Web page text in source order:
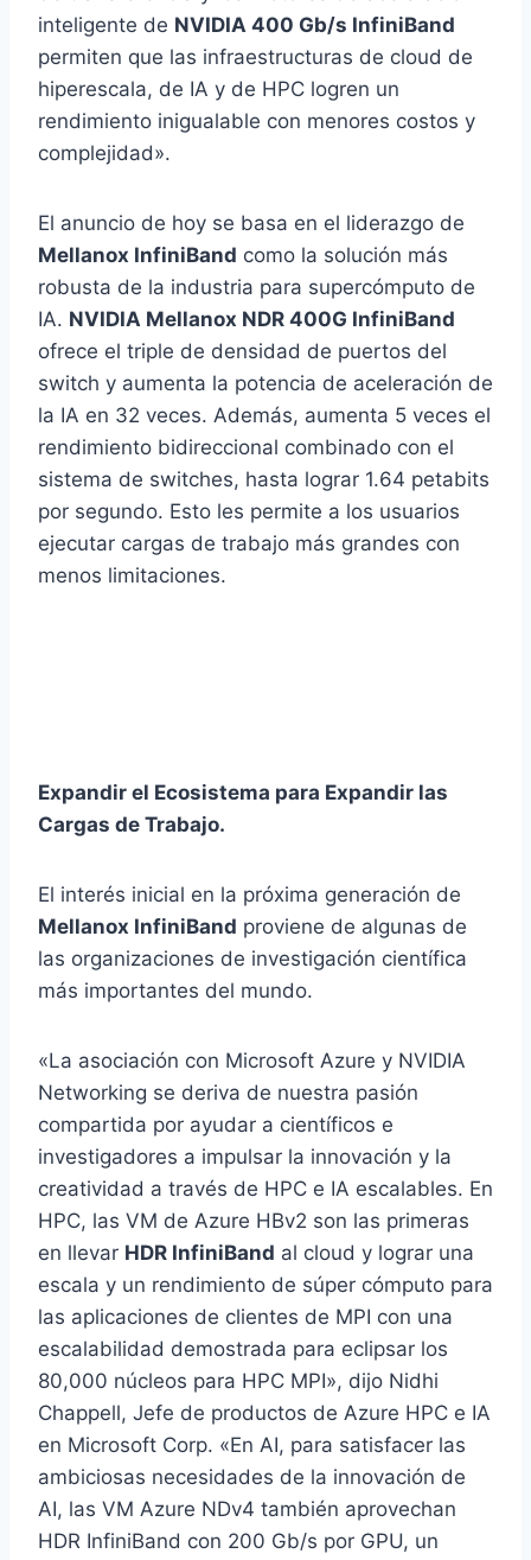
inteligente de NVIDIA 400 Gb/s InfiniBand
permiten que las infraestructuras de cloud de
hiperescala, de IA y de HPC logren un
rendimiento inigualable con menores costos y
complejidad».
El anuncio de hoy se basa en el liderazgo de
Mellanox InfiniBand como la solución más
robusta de la industria para supercómputo de
IA. NVIDIA Mellanox NDR 400G InfiniBand
ofrece el triple de densidad de puertos del
switch y aumenta la potencia de aceleración de
la IA en 32 veces. Además, aumenta 5 veces el
rendimiento bidireccional combinado con el
sistema de switches, hasta lograr 1.64 petabits
por segundo. Esto les permite a los usuarios
ejecutar cargas de trabajo más grandes con
menos limitaciones.
Expandir el Ecosistema para Expandir las
Cargas de Trabajo.
El interés inicial en la próxima generación de
Mellanox InfiniBand proviene de algunas de
las organizaciones de investigación científica
más importantes del mundo.
«La asociación con Microsoft Azure y NVIDIA
Networking se deriva de nuestra pasión
compartida por ayudar a científicos e
investigadores a impulsar la innovación y la
creatividad a través de HPC e IA escalables. En
HPC, las VM de Azure HBv2 son las primeras
en llevar HDR InfiniBand al cloud y lograr una
escala y un rendimiento de súper cómputo para
las aplicaciones de clientes de MPI con una
escalabilidad demostrada para eclipsar los
80,000 núcleos para HPC MPI», dijo Nidhi
Chappell, Jefe de productos de Azure HPC e IA
en Microsoft Corp. «En AI, para satisfacer las
ambiciosas necesidades de la innovación de
AI, las VM Azure NDv4 también aprovechan
HDR InfiniBand con 200 Gb/s por GPU, un